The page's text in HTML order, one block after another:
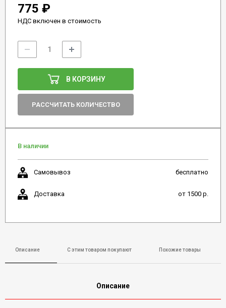
775 ₽
НДС включен в стоимость
В КОРЗИНУ
РАССЧИТАТЬ КОЛИЧЕСТВО
В наличии
Самовывоз бесплатно
Доставка от 1500 р.
Описание С этим товаром покупают Похожие товары
Описание